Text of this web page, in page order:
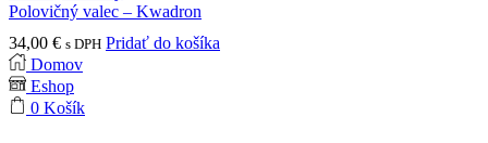
Polovičný valec – Kwadron
34,00 € s DPH Pridať do košíka
Domov
Eshop
0 Košík